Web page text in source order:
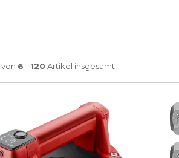
von 6 - 120 Artikel insgesamt